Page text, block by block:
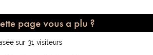
page vous a plu ?
sur 31 visiteurs